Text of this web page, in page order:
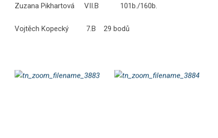
Zuzana Pikhartová VII.B 101b./160b.
Vojtěch Kopecký 7.B 29 bodů